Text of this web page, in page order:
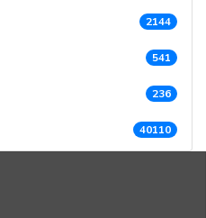
2144
541
236
40110